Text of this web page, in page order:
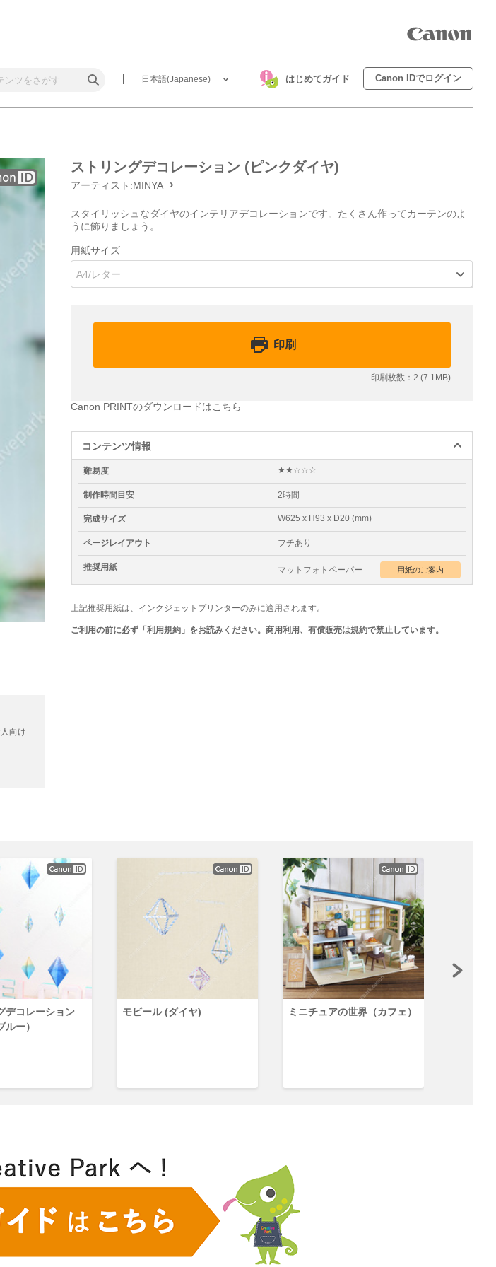
Canon IDでログイン
はじめてガイド
日本語(Japanese)
向け
ストリングデコレーション (ピンクダイヤ)
アーティスト:MINYA
スタイリッシュなダイヤのインテリアデコレーションです。たくさん作ってカーテンのよ
うに飾りましょう。
用紙サイズ
A4/レター
印刷
印刷枚数：2 (7.1MB)
Canon PRINTのダウンロードはこちら
コンテンツ情報
難易度 ★★☆☆☆
制作時間目安 2時間
完成サイズ W625 x H93 x D20 (mm)
ページレイアウト フチあり
推奨用紙 マットフォトペーパー
上記推奨用紙は、インクジェットプリンターのみに適用されます。
ご利用の前に必ず「利用規約」をお読みください。商用利用、有償販売は規約で禁止しています。
デコレーション
ルー）
モビール (ダイヤ) ミニチュアの世界（カフェ）